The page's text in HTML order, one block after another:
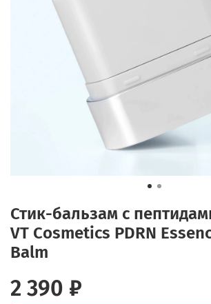
Стик-бальзам с
VT Cosmetics PDRN
Balm
2 390 ₽